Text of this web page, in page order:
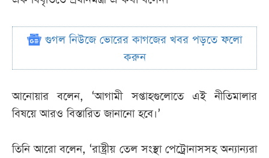
গুগল নিউজে ভোরের কাগজের খবর পড়তে ফলো
করুন
আনোয়ার বলেন, ‘আগামী সপ্তাহগুলোতে এই নীতিমালার
বিষয়ে আরও বিস্তারিত জানানো হবে।’
তিনি আরো বলেন, ‘রাষ্ট্রীয় তেল সংস্থা পেট্রোনাসসহ অন্যান্যরা